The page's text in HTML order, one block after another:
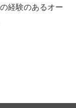
経験のあるオー
ンチ風